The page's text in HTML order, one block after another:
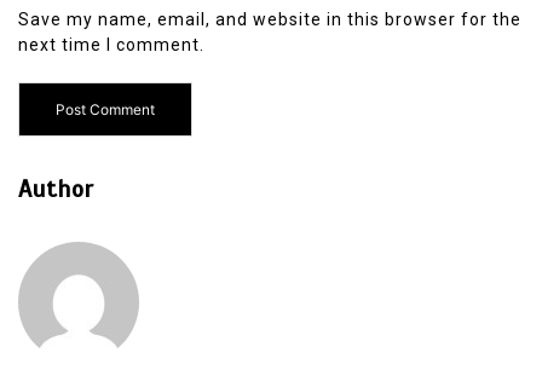
Save my name, email, and website in this browser for the
next time I comment.
Author